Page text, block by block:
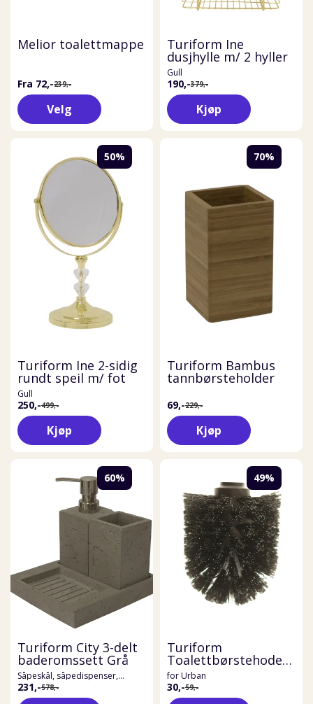
Melior toalettmappe
Fra 72,-239,-
Velg
Turiform Ine
dusjhylle m/ 2 hyller
Gull
190,-379,-
Kjøp
50%
Turiform Ine 2-sidig
rundt speil m/ fot
Gull
250,-499,-
Kjøp
70%
Turiform Bambus
tannbørsteholder
69,-229,-
Kjøp
60%
Turiform City 3-delt
baderomssett Grå
Såpeskål, såpedispenser,
tannbørsteholde
231,-578,-
49%
Turiform
Toalettbørstehode
sort
for Urban
30,-59,-